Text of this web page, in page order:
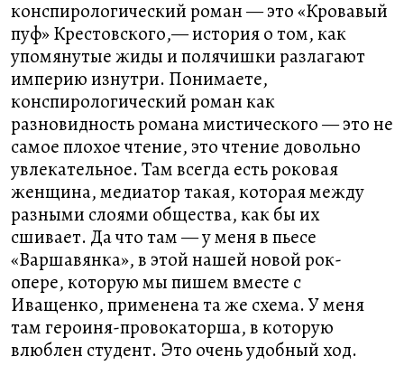
конспирологический роман — это «Кровавый
пуф» Крестовского,— история о том, как
упомянутые жиды и полячишки разлагают
империю изнутри. Понимаете,
конспирологический роман как
разновидность романа мистического — это не
самое плохое чтение, это чтение довольно
увлекательное. Там всегда есть роковая
женщина, медиатор такая, которая между
разными слоями общества, как бы их
сшивает. Да что там — у меня в пьесе
«Варшавянка», в этой нашей новой рок-
опере, которую мы пишем вместе с
Иващенко, применена та же схема. У меня
там героиня-провокаторша, в которую
влюблен студент. Это очень удобный ход.